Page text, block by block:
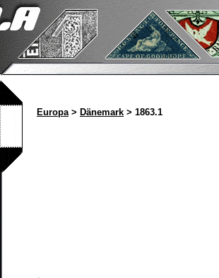
Europa> Dänemark > 1863.1